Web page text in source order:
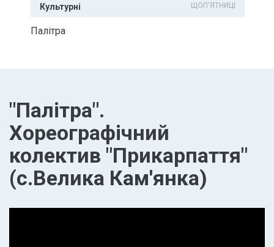
Культурні ЩОП'ЯТНИЦІ
Палітра
"Палітра".
Хореографічний
колектив "Прикарпаття"
(с.Велика Кам'янка)